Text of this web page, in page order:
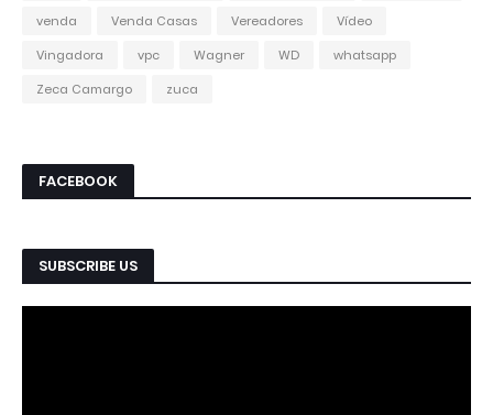
venda
Venda Casas Vereadores
Vídeo
Vingadora
vpc Wagner WD
whatsapp
Zeca Camargo
zuca
FACEBOOK
SUBSCRIBE US